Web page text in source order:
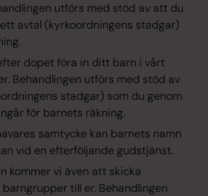
utförs med stöd av att du
avtal (kyrkoordningens stadgar)
dopet föra in ditt barn i vårt
Behandlingen utförs med stöd av
stadgar) som du genom
för barnets räkning.
samtycke kan barnets namn
vid en efterföljande gudstjänst.
kommer vi även att skicka
till er. Behandlingen